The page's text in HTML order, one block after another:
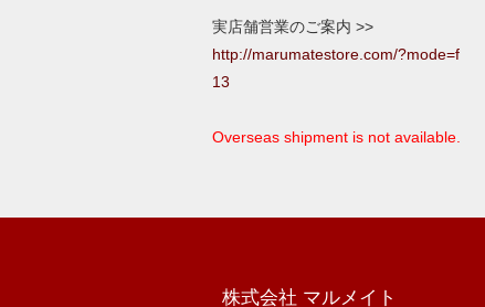
実店舗営業のご案内 >>
http://marumatestore.com/?mode=f
13
Overseas shipment is not available.
株式会社 マルメイト